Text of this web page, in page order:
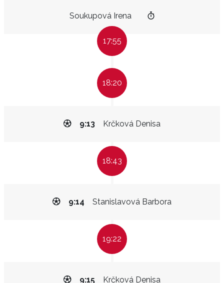
Soukupová Irena
17:55
18:20
Krčková Denisa
9:13
18:43
Stanislavová Barbora
9:14
19:22
Krčková Denisa
9:15